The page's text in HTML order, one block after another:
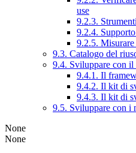
use
9.2.3.
9.2.4.
9.2.5.
9.3. Catalogo del
9.4. Sviluppare con il
9.4.1. Il
9.4.2. Il kit di
9.4.3. Il kit di
9.5. Sviluppare con i
None
None